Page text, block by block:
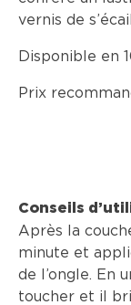
vernis de
Disponible en
Prix
Conseils
Après la
minute et
de l’ongle. En
toucher et il